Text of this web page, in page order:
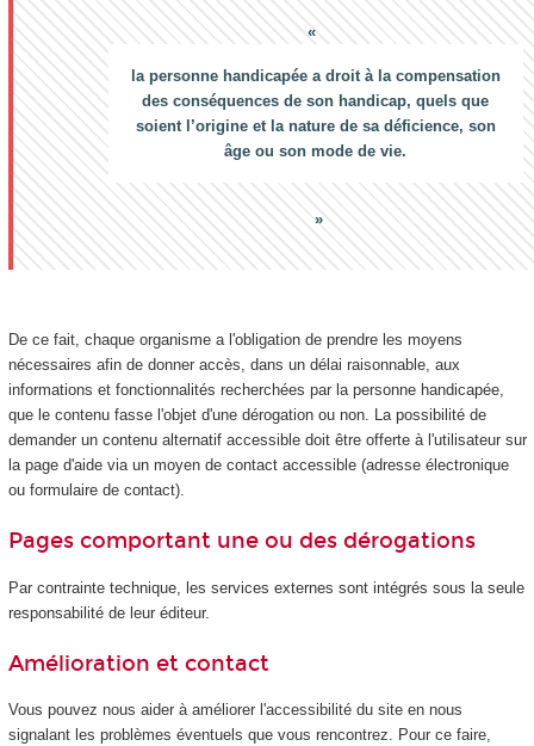
la personne handicapée a droit à la compensation
des conséquences de son handicap, quels que
soient l’origine et la nature de sa déficience, son
âge ou son mode de vie.
De ce fait, chaque organisme a l'obligation de prendre les moyens
nécessaires afin de donner accès, dans un délai raisonnable, aux
informations et fonctionnalités recherchées par la personne handicapée,
que le contenu fasse l'objet d'une dérogation ou non. La possibilité de
demander un contenu alternatif accessible doit être offerte à l'utilisateur sur
la page d'aide via un moyen de contact accessible (adresse électronique
ou formulaire de contact).
Pages comportant une ou des dérogations
Par contrainte technique, les services externes sont intégrés sous la seule
responsabilité de leur éditeur.
Amélioration et contact
Vous pouvez nous aider à améliorer l'accessibilité du site en nous
signalant les problèmes éventuels que vous rencontrez. Pour ce faire,